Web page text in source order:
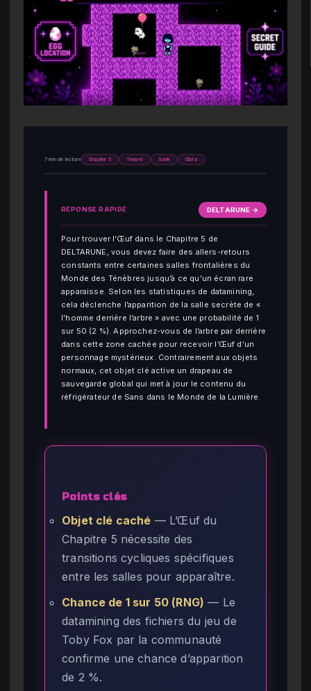
7 min de lecture Chapitre 5 Trouver Salle Œufs
RÉPONSE RAPIDE DELTARUNE →
Pour trouver l’Œuf dans le Chapitre 5 de
DELTARUNE, vous devez faire des allers-retours
constants entre certaines salles frontalières du
Monde des Ténèbres jusqu’à ce qu’un écran rare
apparaisse. Selon les statistiques de datamining,
cela déclenche l’apparition de la salle secrète de «
l’homme derrière l’arbre » avec une probabilité de 1
sur 50 (2 %). Approchez-vous de l’arbre par derrière
dans cette zone cachée pour recevoir l’Œuf d’un
personnage mystérieux. Contrairement aux objets
normaux, cet objet clé active un drapeau de
sauvegarde global qui met à jour le contenu du
réfrigérateur de Sans dans le Monde de la Lumière.
Points clés
Objet clé caché — L’Œuf du
Chapitre 5 nécessite des
transitions cycliques spécifiques
entre les salles pour apparaître.
Chance de 1 sur 50 (RNG) — Le
datamining des fichiers du jeu de
Toby Fox par la communauté
confirme une chance d’apparition
de 2 %.